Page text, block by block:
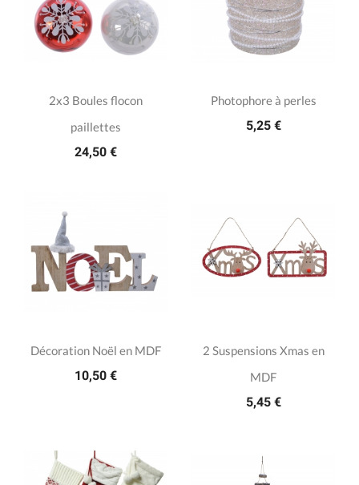
2x3 Boules flocon
paillettes
24,50 €
Photophore à perles
5,25 €
Décoration Noël en MDF
10,50 €
2 Suspensions Xmas en
MDF
5,45 €